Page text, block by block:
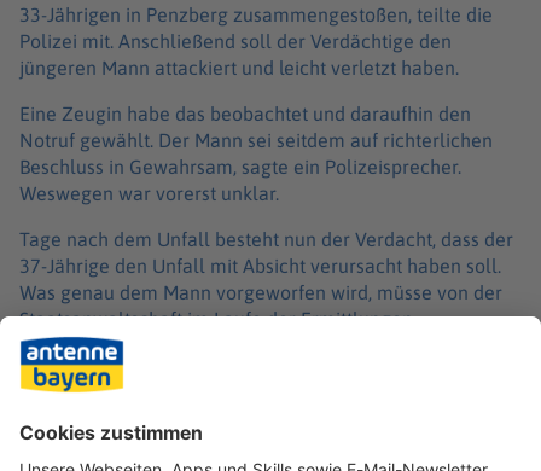
33-Jährigen in Penzberg zusammengestoßen, teilte die
Polizei mit. Anschließend soll der Verdächtige den
jüngeren Mann attackiert und leicht verletzt haben.
Eine Zeugin habe das beobachtet und daraufhin den
Notruf gewählt. Der Mann sei seitdem auf richterlichen
Beschluss in Gewahrsam, sagte ein Polizeisprecher.
Weswegen war vorerst unklar.
Tage nach dem Unfall besteht nun der Verdacht, dass der
37-Jährige den Unfall mit Absicht verursacht haben soll.
Was genau dem Mann vorgeworfen wird, müsse von der
Staatsanwaltschaft im Laufe der Ermittlungen
entschieden werden, erklärte der Polizeisprecher. Das
könnte demnach von einer fahrlässigen Körperverletzung
bis hin zu einer vorsätzlichen Straftat reichen. Nähere
Details zu den Ermittlungen sowie zu dem Unfall konnte